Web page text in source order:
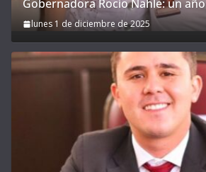
Gobernadora Rocío Nahle: un año
lunes 1 de diciembre de 2025